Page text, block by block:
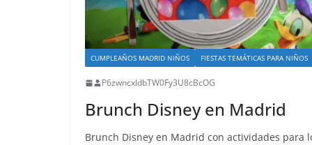
CUMPLEAÑOS MADRID NIÑOS FIESTAS TEMÁTICAS PARA NIÑOS
P6zwncxIdbTW0Fy3U8cBcOG
Brunch Disney en Madrid
Brunch Disney en Madrid con actividades para